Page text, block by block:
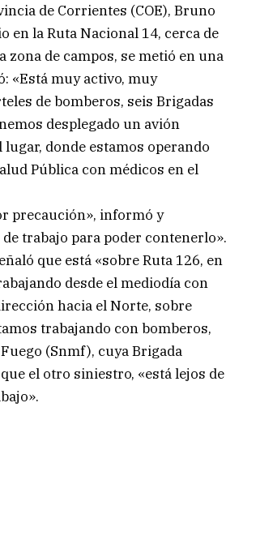
de Corrientes (COE), Bruno
en la Ruta Nacional 14, cerca de
zona de campos, se metió en una
«Está muy activo, muy
de bomberos, seis Brigadas
desplegado un avión
donde estamos operando
Pública con médicos en el
precaución», informó y
trabajo para poder contenerlo».
que está «sobre Ruta 126, en
desde el mediodía con
hacia el Norte, sobre
trabajando con bomberos,
(Snmf), cuya Brigada
el otro siniestro, «está lejos de